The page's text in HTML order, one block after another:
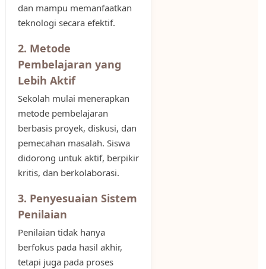
dan mampu memanfaatkan
teknologi secara efektif.
2. Metode
Pembelajaran yang
Lebih Aktif
Sekolah mulai menerapkan
metode pembelajaran
berbasis proyek, diskusi, dan
pemecahan masalah. Siswa
didorong untuk aktif, berpikir
kritis, dan berkolaborasi.
3. Penyesuaian Sistem
Penilaian
Penilaian tidak hanya
berfokus pada hasil akhir,
tetapi juga pada proses